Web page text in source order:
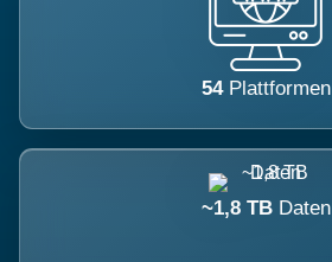
54 Plattformen
~1,8 TB Daten